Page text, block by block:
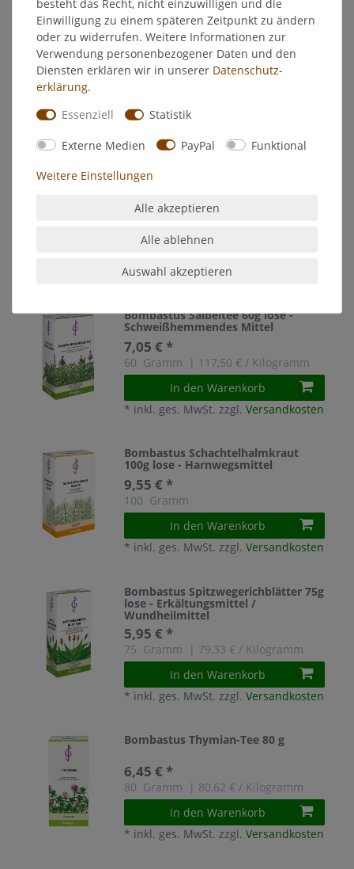
Bombastus Magen- und Darmtee
75g
12,25 € *
In den Warenkorb
Bombastus Pfefferminzblätter 75 g,
7,05 € *
*inkl. ges. MwSt.zzgl.
Bombastus Salbeitee 60g lose -
Schweißhemmendes Mittel
7,05 € *
60 Gramm
| 117,50 € / Kilogramm
In den Warenkorb
* inkl. ges. MwSt. zzgl.Versandkosten
Bombastus Schachtelhalmkraut
100g lose - Harnwegsmittel
9,55 € *
100 Gramm
In den Warenkorb
* inkl. ges. MwSt. zzgl.Versandkosten
Bombastus Spitzwegerichblätter 75g
lose - Erkältungsmittel /
Wundheilmittel
5,95 € *
75 Gramm
| 79,33 € / Kilogramm
In den Warenkorb
* inkl. ges. MwSt. zzgl.Versandkosten
Bombastus Thymian-Tee 80 g
6,45 € *
80 Gramm
| 80,62 € / Kilogramm
In den Warenkorb
* inkl. ges. MwSt. zzgl.Versandkosten
besteht das Recht, nicht einzuwilligen und die
Einwilligung zu einem späteren Zeitpunkt zu ändern
oder zu widerrufen. Weitere Informationen zur
Verwendung personenbezogener Daten und den
Diensten erklären wir in unserer Daten­schutz­
erklärung.
Essenziell
Statistik
Externe Medien PayPal Funktional
Weitere Einstellungen
Alle akzeptieren
Alle ablehnen
Auswahl akzeptieren